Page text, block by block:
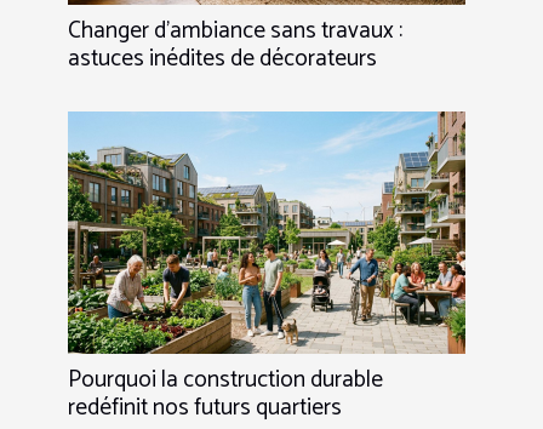
Changer d’ambiance sans travaux :
astuces inédites de décorateurs
Pourquoi la construction durable
redéfinit nos futurs quartiers